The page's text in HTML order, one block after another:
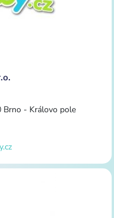
Brno - Královo pole